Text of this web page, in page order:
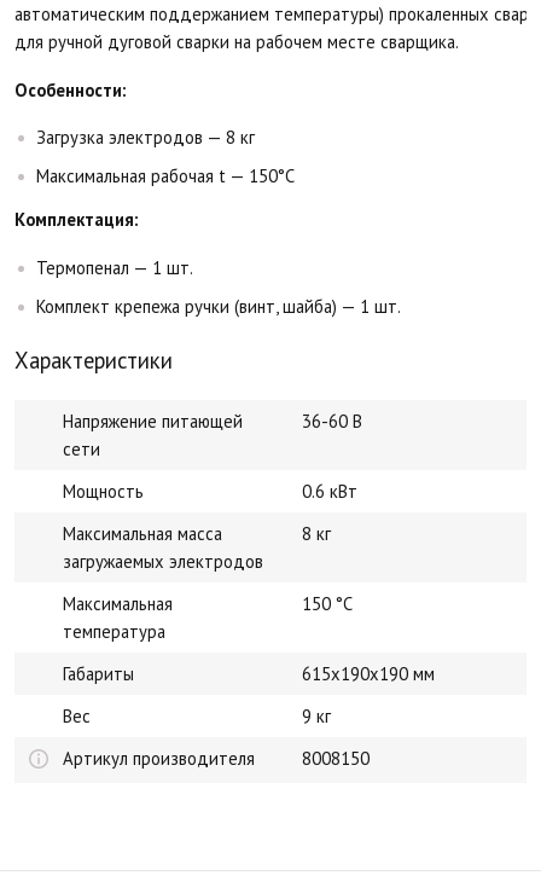
автоматическим поддержанием температуры) прокаленных
для ручной дуговой сварки на рабочем месте сварщика.
Особенности:
Загрузка электродов — 8 кг
Максимальная рабочая t — 150°C
Комплектация:
Термопенал — 1 шт.
Комплект крепежа ручки (винт, шайба) — 1 шт.
Характеристики
Напряжение питающей
сети
36-60 В
Мощность
0.6 кВт
Максимальная масса
загружаемых электродов
8 кг
Максимальная
температура
150 °С
Габариты
615x190x190 мм
Вес
9 кг
Артикул производителя
8008150